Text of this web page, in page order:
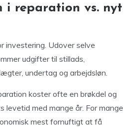
i reparation vs. nyt
investering. Udover selve
udgifter til stillads,
undertag og arbejdsløn.
koster ofte en brøkdel og
med mange år. For mange
mest fornuftigt at få